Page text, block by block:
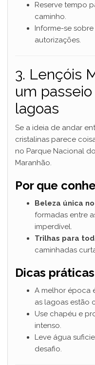
Reserve tempo
caminho.
Informe-se
autorizações.
3. Lençóis
um
lagoas
Se a ideia de andar
cristalinas parece
no Parque Nacional
Maranhão.
Por que
Beleza única
formadas entre
imperdível.
Trilhas para
caminhadas
Dicas práticas
A melhor época
as lagoas estão
Use chapéu e
intenso.
Leve água
desafio.